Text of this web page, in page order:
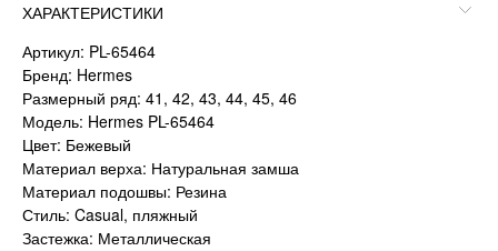
ХАРАКТЕРИСТИКИ
Артикул: PL-65464
Бренд: Hermes
Размерный ряд: 41, 42, 43, 44, 45, 46
Модель: Hermes PL-65464
Цвет: Бежевый
Материал верха: Натуральная замша
Материал подошвы: Резина
Стиль: Casual, пляжный
Застежка: Металлическая